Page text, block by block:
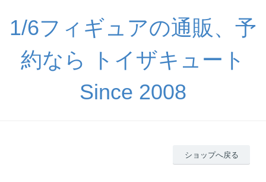
1/6フィギュアの通販、予
約なら トイザキュート
Since 2008
ショップへ戻る